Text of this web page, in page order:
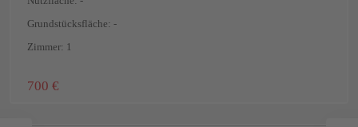
Grundstücksfläche: -
Zimmer: 1
700 €
Mitte ,